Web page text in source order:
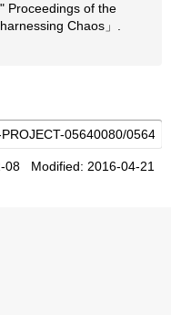
Proceedings of the
Chaos」.
08 Modified: 2016-04-21